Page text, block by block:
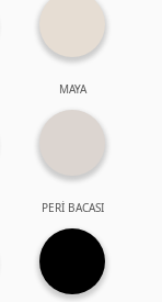
MAYA
PERİ BACASI